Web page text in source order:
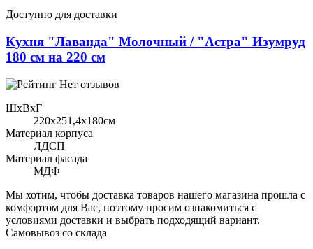
Доступно для доставки
Кухня "Лаванда" Молочный / "Астра" Изумруд
180 см на 220 см
Нет отзывов
ШхВхГ
220x251,4х180см
Материал корпуса
ЛДСП
Материал фасада
МДФ
Мы хотим, чтобы доставка товаров нашего магазина прошла с
комфортом для Вас, поэтому просим ознакомиться с
условиями доставки и выбрать подходящий вариант.
Самовывоз со склада